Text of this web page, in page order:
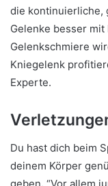
die kontinuierliche,
Gelenke besser
Gelenkschmiere
Kniegelenk
Experte.
Du hast dich beim
deinem Körper
geben. “Vor allem